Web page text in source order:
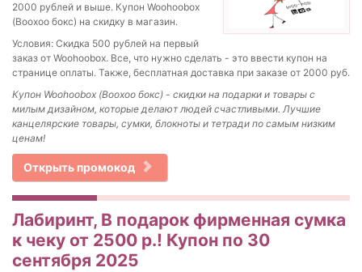
2000 рублей и выше. Купон Woohoobox
(Воохоо бокс) на скидку в магазин.
Условия: Скидка 500 рублей на первый
заказ от Woohoobox. Все, что нужно сделать - это ввести купон на
странице оплаты. Также, бесплатная доставка при заказе от 2000 руб.
Купон Woohoobox (Воохоо бокс) - скидки на подарки и товары с
милым дизайном, которые делают людей счастливыми. Лучшие
канцелярские товары, сумки, блокноты и тетради по самым низким
ценам!
Открыть промокод
Лабиринт, В подарок фирменная сумка
к чеку от 2500 р.! Купон по 30
сентября 2025